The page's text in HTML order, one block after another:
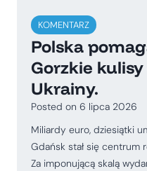
KOMENTARZ
Polska
Gorzkie
Ukrainy.
Posted on 6 lipca 2026
Miliardy euro, dziesiątki
Gdańsk stał się centrum
Za imponującą skalą